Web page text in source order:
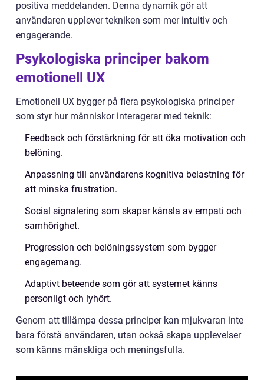
positiva meddelanden. Denna dynamik gör att
användaren upplever tekniken som mer intuitiv och
engagerande.
Psykologiska principer bakom
emotionell UX
Emotionell UX bygger på flera psykologiska principer
som styr hur människor interagerar med teknik:
Feedback och förstärkning för att öka motivation och
belöning.
Anpassning till användarens kognitiva belastning för
att minska frustration.
Social signalering som skapar känsla av empati och
samhörighet.
Progression och belöningssystem som bygger
engagemang.
Adaptivt beteende som gör att systemet känns
personligt och lyhört.
Genom att tillämpa dessa principer kan mjukvaran inte
bara förstå användaren, utan också skapa upplevelser
som känns mänskliga och meningsfulla.